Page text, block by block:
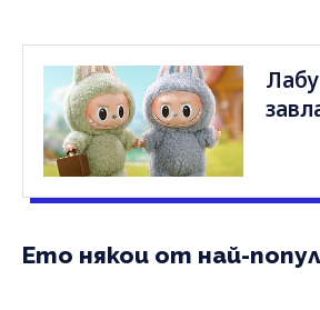
Ето някои от най-